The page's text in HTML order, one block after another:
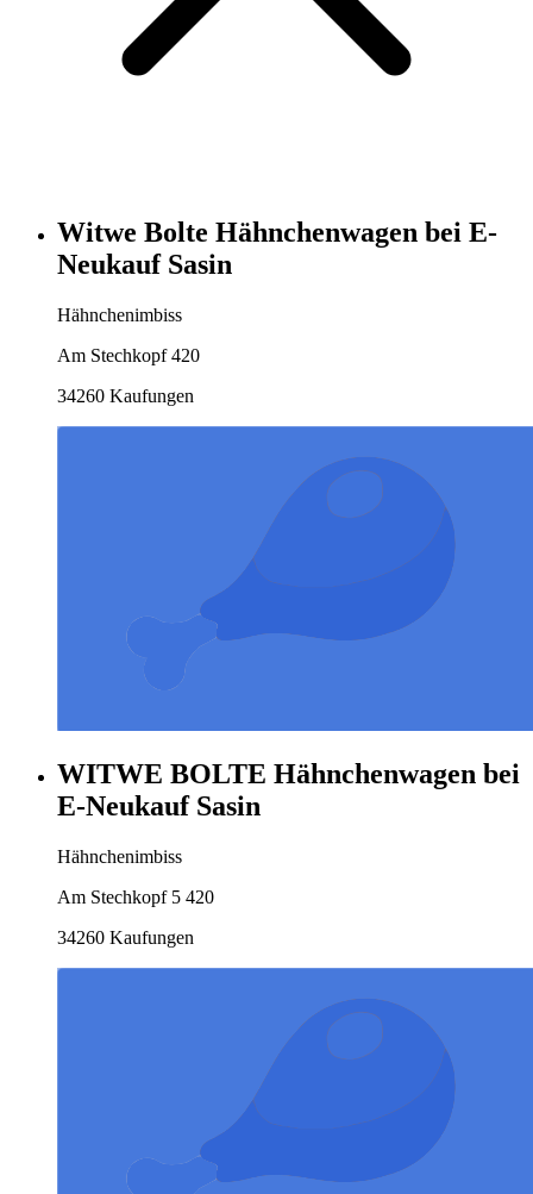
Witwe Bolte Hähnchenwagen bei E-
Neukauf Sasin
Hähnchenimbiss
Am Stechkopf 420
34260 Kaufungen
WITWE BOLTE Hähnchenwagen bei
E-Neukauf Sasin
Hähnchenimbiss
Am Stechkopf 5 420
34260 Kaufungen